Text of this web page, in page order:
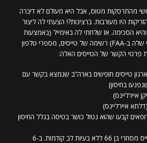
מהתרסקות מטוס, אבל היא מעולם לא דיברה
היו מעורבות. ברצינות?! הצעתי לה ליצור
הסכימה. אז שלחתי לה באימייל (באמצעות
דוא”ל העבודה הרשמי שלה ב-FAA) רשימה של טייסים, מספרי טלפון
פרטי הקשר של הטייסים האלה:
ארגון טייסים חופשים בארה”ב שנמצא בקשר עם
בחיסון)
איירליינס)
(דלתא איירליינס)
פלינט (4 רופאים קבעו שהוא נטול כושר בטיסה בגלל החיסון
ג’ון סי לאמב (טייס מסחרי בן 66 ללא בעיות לב קודמות. ב-6